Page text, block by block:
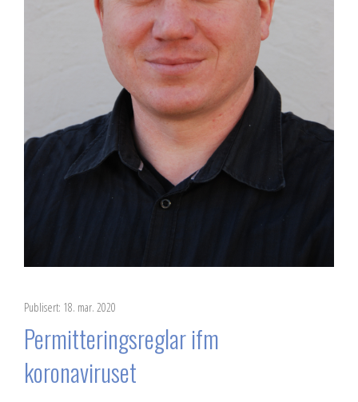
Publisert: 18. mar. 2020
Permitteringsreglar ifm
koronaviruset